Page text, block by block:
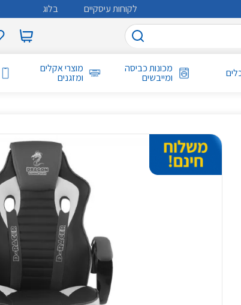
לקוחות עיסקיים בלוג
מכונות כביסה
ומייבשים
מוצרי אקלים
ומזגנים